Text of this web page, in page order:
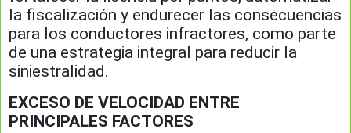
la fiscalización y endurecer las consecuencias
para los conductores infractores, como parte
de una estrategia integral para reducir la
siniestralidad.
EXCESO DE VELOCIDAD ENTRE
PRINCIPALES FACTORES